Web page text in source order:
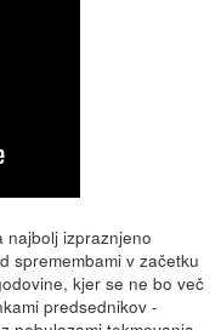
najbolj izpraznjeno
spremembami v začetku
kjer se ne bo več
predsednikov -